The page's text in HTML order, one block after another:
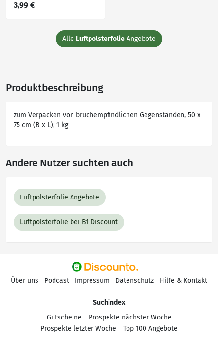
3,99 €
Alle Luftpolsterfolie Angebote
Produktbeschreibung
zum Verpacken von bruchempfindlichen Gegenständen, 50 x
75 cm (B x L), 1 kg
Andere Nutzer suchten auch
Luftpolsterfolie Angebote
Luftpolsterfolie bei B1 Discount
Über uns Podcast Impressum Datenschutz Hilfe & Kontakt
Suchindex
Gutscheine
Prospekte nächster Woche
Prospekte letzter Woche
Top 100 Angebote